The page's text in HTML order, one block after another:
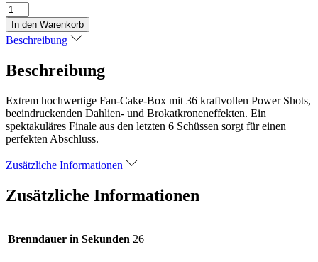
Aka
Yamato
-
Lesli
In den Warenkorb
Beschreibung
Beschreibung
Extrem hochwertige Fan-Cake-Box mit 36 kraftvollen Power Shots,
beeindruckenden Dahlien- und Brokatkroneneffekten. Ein
spektakuläres Finale aus den letzten 6 Schüssen sorgt für einen
perfekten Abschluss.
Zusätzliche Informationen
Zusätzliche Informationen
Brenndauer in Sekunden 26